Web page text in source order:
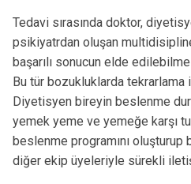
Tedavi sırasında doktor,
psikiyatrdan oluşan
başarılı sonucun elde
Bu tür bozukluklarda tekrarlama
Diyetisyen bireyin beslenme
yemek yeme ve yemeğe karşı
beslenme programını
diğer ekip üyeleriyle sürekli